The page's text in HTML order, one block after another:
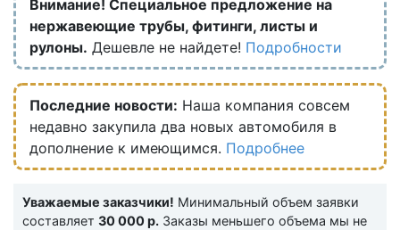
Внимание! Специальное предложение на
нержавеющие трубы, фитинги, листы и
рулоны. Дешевле не найдете! Подробности
Последние новости: Наша компания совсем
недавно закупила два новых автомобиля в
дополнение к имеющимся. Подробнее
Уважаемые заказчики! Минимальный объем заявки
составляет 30 000 р. Заказы меньшего объема мы не